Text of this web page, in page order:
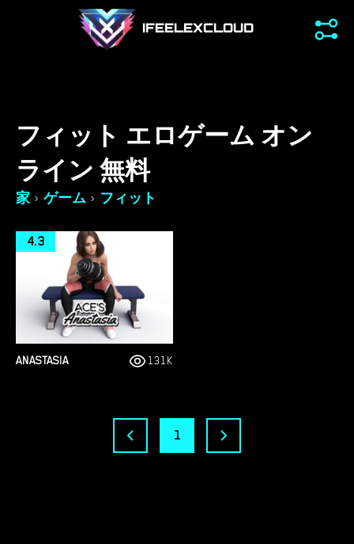
IFEELEXCLOUD
フィット エロゲーム オン
ライン 無料
家 › ゲーム › フィット
ANASTASIA
4.3
131K
1